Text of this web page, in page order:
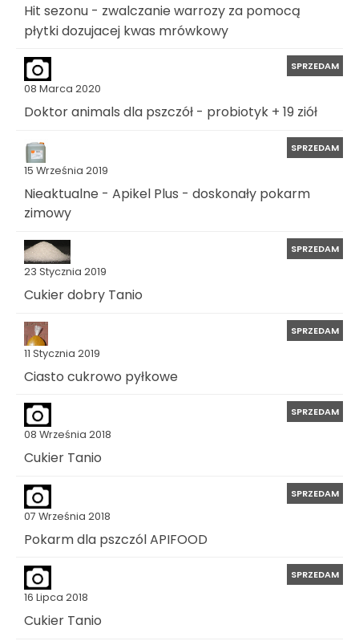
Hit sezonu - zwalczanie warrozy za pomocą
płytki dozujacej kwas mrówkowy
08 Marca 2020
SPRZEDAM
Doktor animals dla pszczół - probiotyk + 19 ziół
15 Września 2019
SPRZEDAM
Nieaktualne - Apikel Plus - doskonały pokarm
zimowy
23 Stycznia 2019
SPRZEDAM
Cukier dobry Tanio
11 Stycznia 2019
SPRZEDAM
Ciasto cukrowo pyłkowe
08 Września 2018
SPRZEDAM
Cukier Tanio
07 Września 2018
SPRZEDAM
Pokarm dla pszczól APIFOOD
16 Lipca 2018
SPRZEDAM
Cukier Tanio